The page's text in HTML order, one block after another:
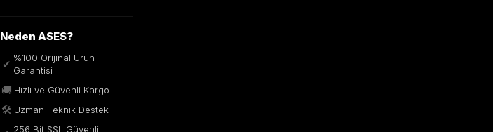
Neden ASES?
✔ %100 Orijinal Ürün
Garantisi
🚚 Hızlı ve Güvenli Kargo
🛠️ Uzman Teknik Destek
256 Bit SSL Güvenli